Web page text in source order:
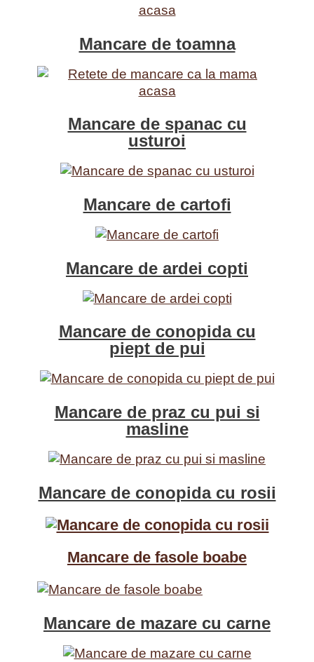
Mancare de toamna
Mancare de spanac cu
usturoi
Mancare de cartofi
Mancare de ardei copti
Mancare de conopida cu
piept de pui
Mancare de praz cu pui si
masline
Mancare de conopida cu rosii
Mancare de fasole boabe
Mancare de mazare cu carne